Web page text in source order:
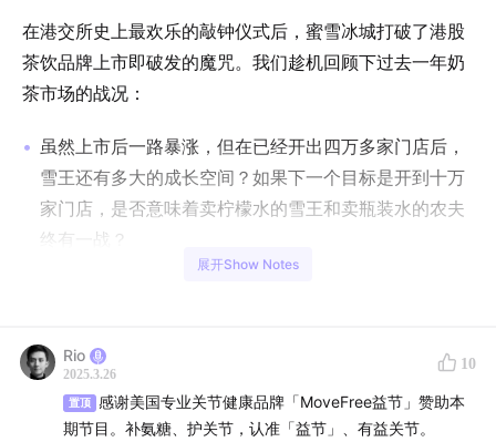
在港交所史上最欢乐的敲钟仪式后，蜜雪冰城打破了港股
茶饮品牌上市即破发的魔咒。我们趁机回顾下过去一年奶
茶市场的战况：
虽然上市后一路暴涨，但在已经开出四万多家门店后，
雪王还有多大的成长空间？如果下一个目标是开到十万
家门店，是否意味着卖柠檬水的雪王和卖瓶装水的农夫
终有一战？
古茗、茶百道、沪上阿姨等各路诸侯鏖战中端市场。古
吗？对标星巴克、想在美股上市的茶姬能否让海外投资
者相信「茶拿铁」永恒经典叙事？
喜茶收紧加盟、重回高端的尝试能成功吗？如果成了，
展开Show Notes
Rio
2025.3.26
10
置顶
感谢美国专业关节健康品牌「MoveFree益节」赞助本
期节目。补氨糖、护关节，认准「益节」、有益关节。